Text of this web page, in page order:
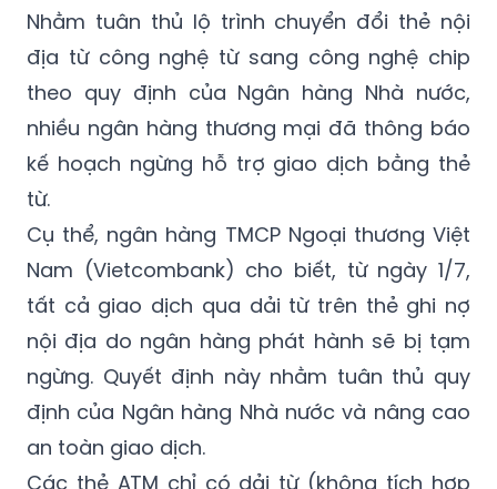
Nhằm tuân thủ lộ trình chuyển đổi thẻ nội
địa từ công nghệ từ sang công nghệ chip
theo quy định của Ngân hàng Nhà nước,
nhiều ngân hàng thương mại đã thông báo
kế hoạch ngừng hỗ trợ giao dịch bằng thẻ
từ.
Cụ thể, ngân hàng TMCP Ngoại thương Việt
Nam (Vietcombank) cho biết, từ ngày 1/7,
tất cả giao dịch qua dải từ trên thẻ ghi nợ
nội địa do ngân hàng phát hành sẽ bị tạm
ngừng. Quyết định này nhằm tuân thủ quy
định của Ngân hàng Nhà nước và nâng cao
an toàn giao dịch.
Các thẻ ATM chỉ có dải từ (không tích hợp